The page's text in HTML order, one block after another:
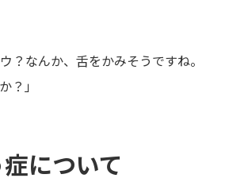
？なんか、舌をかみそうですね。
？」
について